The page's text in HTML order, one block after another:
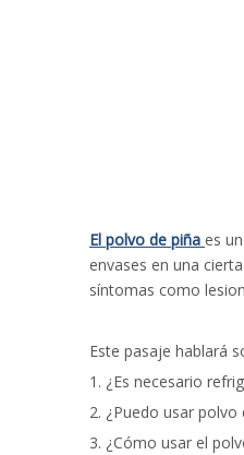
El polvo de piña es
envases en una
síntomas como
Este pasaje hablará
1. ¿Es necesario
2. ¿Puedo usar
3. ¿Cómo usar el